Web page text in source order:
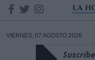
VIERNES, 07 AGOSTO 2026
DATOS